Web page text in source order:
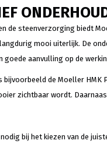
de steenverzorging biedt
mooi uiterlijk. De
goede aanvulling op de
bijvoorbeeld de Moeller
zichtbaar wordt.
bij het kiezen van de